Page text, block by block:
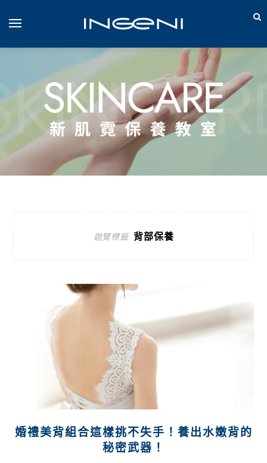
遊覽標籤 背部保養
婚禮美背組合這樣挑不失手！養出水嫩背的
秘密武器！